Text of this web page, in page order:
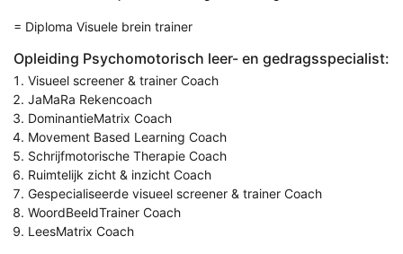
= Diploma Visuele brein trainer
Opleiding Psychomotorisch leer- en gedragsspecialist:
Visueel screener & trainer Coach
JaMaRa Rekencoach
DominantieMatrix Coach
Movement Based Learning Coach
Schrijfmotorische Therapie Coach
Ruimtelijk zicht & inzicht Coach
Gespecialiseerde visueel screener & trainer Coach
WoordBeeldTrainer Coach
LeesMatrix Coach